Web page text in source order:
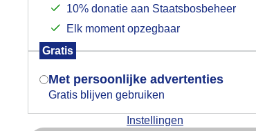
10% donatie aan Staatsbosbeheer
Elk moment opzegbaar
Gratis
Met persoonlijke advertenties
Gratis blijven gebruiken
Instellingen
Indien je hier nog geen akkoord op hebt
gegeven, verschijnt er zo een pop-up uit
je browser waarin deze toestemming
gevraagd wordt.
Is goed, toon de popup